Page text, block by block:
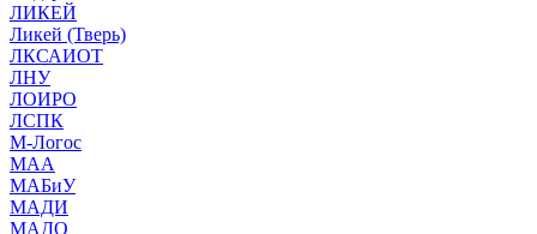
ЛИКЕЙ
Ликей (Тверь)
ЛКСАИОТ
ЛНУ
ЛОИРО
ЛСПК
М-Логос
МАА
МАБиУ
МАДИ
МАДО